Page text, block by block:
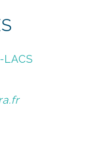
LACS